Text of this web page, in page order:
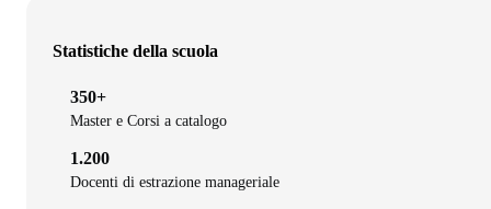
Statistiche della scuola
350+
Master e Corsi a catalogo
1.200
Docenti di estrazione manageriale